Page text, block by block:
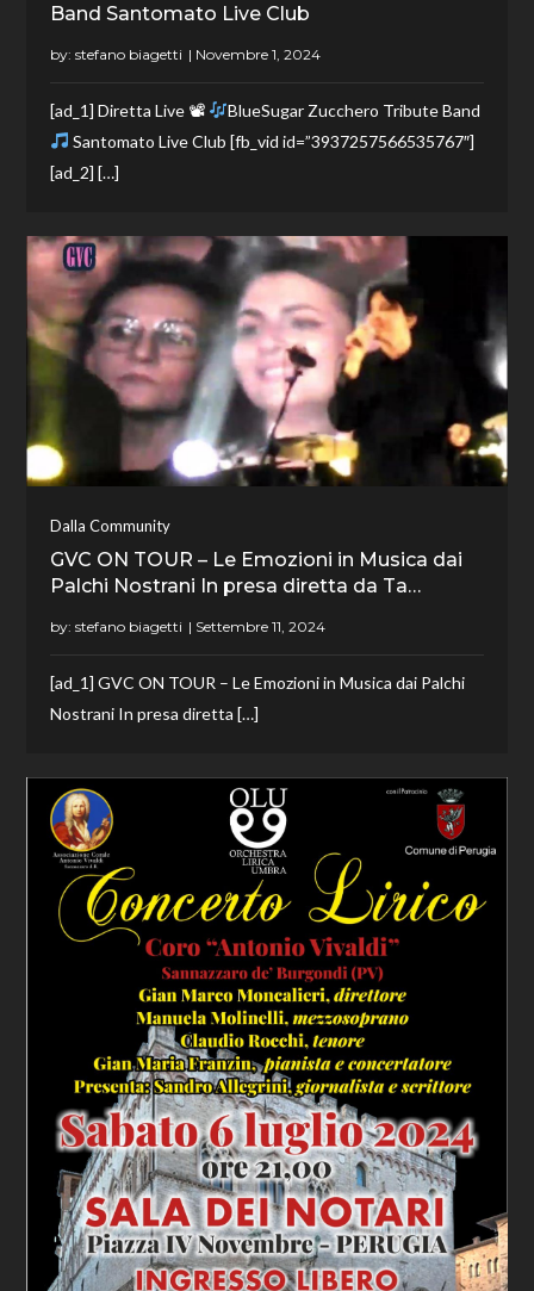
Band Santomato Live Club
by:stefano biagetti
[ad_1] Diretta Live 📽
BlueSugar Zucchero Tribute Band
Santomato Live Club [fb_vid id=”3937257566535767″]
[ad_2] […]
Dalla Community
GVC ON TOUR – Le Emozioni in Musica dai
Palchi Nostrani In presa diretta da Ta…
by:stefano biagetti
[ad_1] GVC ON TOUR – Le Emozioni in Musica dai Palchi
Nostrani In presa diretta […]